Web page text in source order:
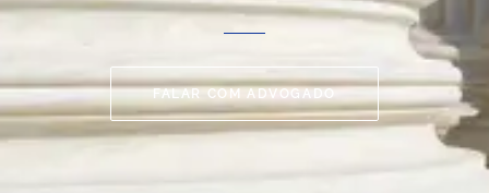
FALAR COM ADVOGADO